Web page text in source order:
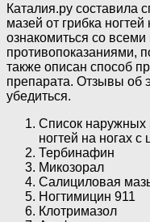
Каталия.ру составила
мазей от грибка
ознакомиться со
противопоказаниями,
также описан способ
препарата. Отзывы об
убедиться.
Список наружных
ногтей на ногах с
Тербинафин
Микозорал
Салициловая
Ногтимицин 911
Клотримазол